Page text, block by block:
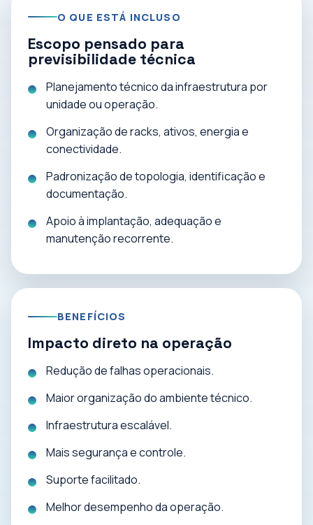
O QUE ESTÁ INCLUSO
Escopo pensado para
previsibilidade técnica
Planejamento técnico da infraestrutura por
unidade ou operação.
Organização de racks, ativos, energia e
conectividade.
Padronização de topologia, identificação e
documentação.
Apoio à implantação, adequação e
manutenção recorrente.
BENEFÍCIOS
Impacto direto na operação
Redução de falhas operacionais.
Maior organização do ambiente técnico.
Infraestrutura escalável.
Mais segurança e controle.
Suporte facilitado.
Melhor desempenho da operação.